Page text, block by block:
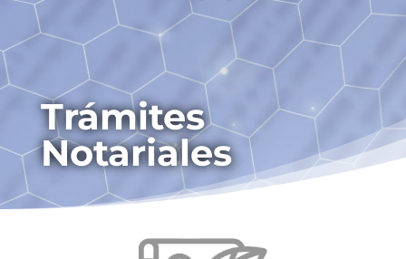
Trámites
Notariales